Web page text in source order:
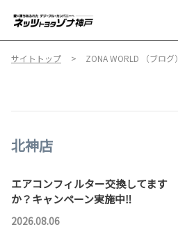
サイトトップ ZONA WORLD （ブログ）
北神店
エアコンフィルター交換してます
か？キャンペーン実施中‼️
2026.08.06